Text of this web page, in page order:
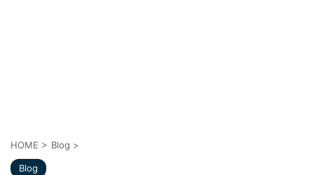
HOME > Blog >
Blog